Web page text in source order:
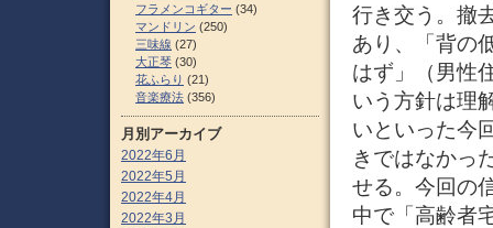
行き交う。撤
あり、「背の
はず」（男性
いう方針は理
いといった今
きではなかっ
せる。今回の
中で「高齢者
フラメンコギター (34)
マンドリン (250)
三味線 (27)
大正琴 (30)
花ふらり (21)
音楽療法 (356)
月別アーカイブ
2022年6月
2022年5月
2022年4月
2022年3月